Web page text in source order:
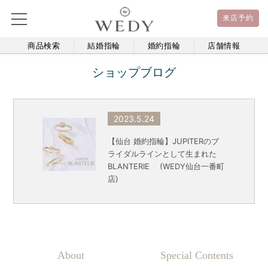
来店予約
商品検索 結婚指輪 婚約指輪 店舗情報
ショップブログ
2023.5.24
【仙台 婚約指輪】JUPITERのブ
ライダルラインとして生まれた
BLANTERIE (WEDY仙台一番町
店)
About Special Contents